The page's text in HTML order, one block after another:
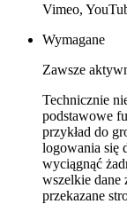
Vimeo,
Wymagane
Zawsze
Technicznie
podstawowe
przykład do
logowania się
wyciągnąć
wszelkie dane
przekazane